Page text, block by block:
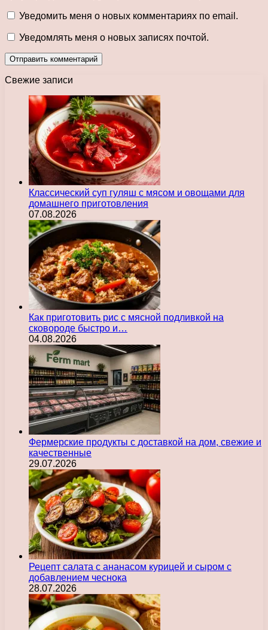
Уведомить меня о новых комментариях по email.
Уведомлять меня о новых записях почтой.
Свежие записи
Классический суп гуляш с мясом и овощами для
домашнего приготовления
07.08.2026
Как приготовить рис с мясной подливкой на
сковороде быстро и…
04.08.2026
Фермерские продукты с доставкой на дом, свежие и
качественные
29.07.2026
Рецепт салата с ананасом курицей и сыром с
добавлением чеснока
28.07.2026